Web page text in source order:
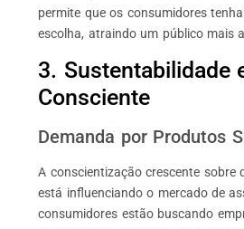
permite que os consumidores
escolha, atraindo um público mais
3. Sustentabilidade
Consciente
Demanda por Produtos
A conscientização crescente sobre
está influenciando o mercado de
consumidores estão buscando